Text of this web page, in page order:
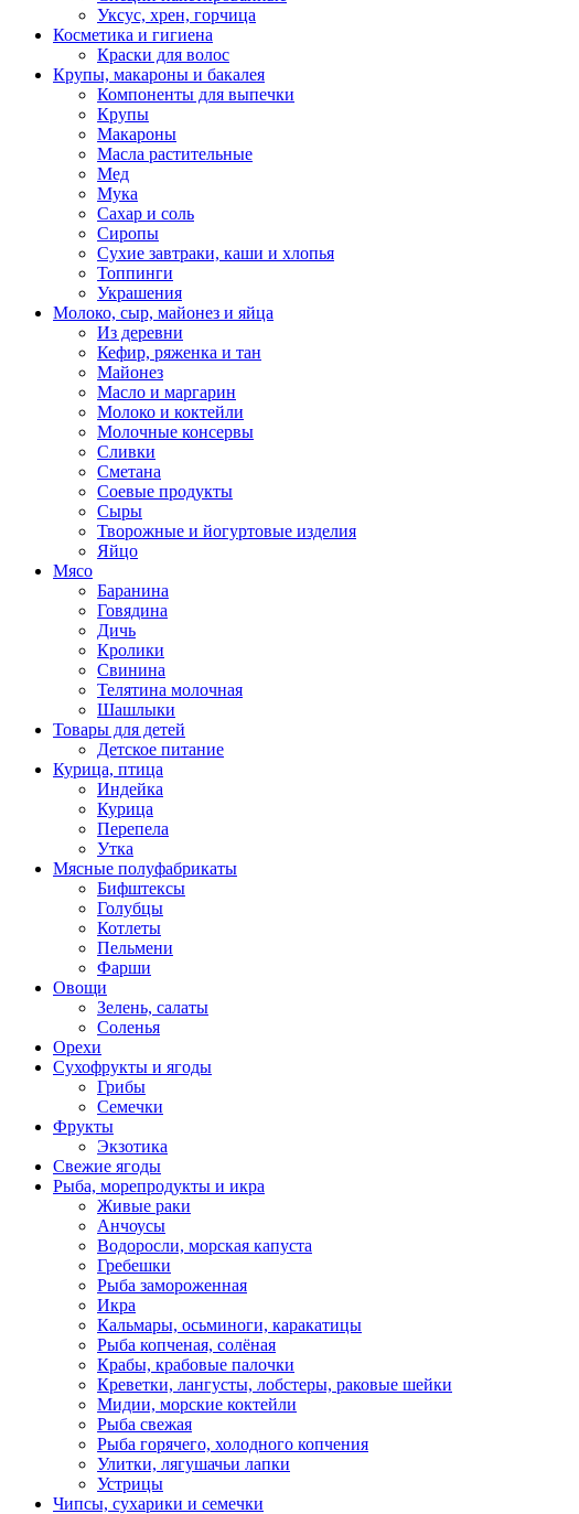
Уксус, хрен, горчица
Косметика и гигиена
Краски для волос
Крупы, макароны и бакалея
Компоненты для выпечки
Крупы
Макароны
Масла растительные
Мед
Мука
Сахар и соль
Сиропы
Сухие завтраки, каши и хлопья
Топпинги
Украшения
Молоко, сыр, майонез и яйца
Из деревни
Кефир, ряженка и тан
Майонез
Масло и маргарин
Молоко и коктейли
Молочные консервы
Сливки
Сметана
Соевые продукты
Сыры
Творожные и йогуртовые изделия
Яйцо
Мясо
Баранина
Говядина
Дичь
Кролики
Свинина
Телятина молочная
Шашлыки
Товары для детей
Детское питание
Курица, птица
Индейка
Курица
Перепела
Утка
Мясные полуфабрикаты
Бифштексы
Голубцы
Котлеты
Пельмени
Фарши
Овощи
Зелень, салаты
Соленья
Орехи
Сухофрукты и ягоды
Грибы
Семечки
Фрукты
Экзотика
Свежие ягоды
Рыба, морепродукты и икра
Живые раки
Анчоусы
Водоросли, морская капуста
Гребешки
Рыба замороженная
Икра
Кальмары, осьминоги, каракатицы
Рыба копченая, солёная
Крабы, крабовые палочки
Креветки, лангусты, лобстеры, раковые шейки
Мидии, морские коктейли
Рыба свежая
Рыба горячего, холодного копчения
Улитки, лягушачьи лапки
Устрицы
Чипсы, сухарики и семечки